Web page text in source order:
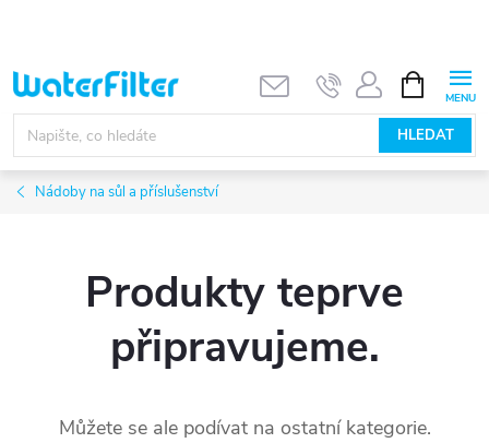
obsah
HLEDAT
NÁKUPNÍ
KOŠÍK
Nádoby na sůl a příslušenství
Produkty teprve
připravujeme.
Můžete se ale podívat na ostatní kategorie.